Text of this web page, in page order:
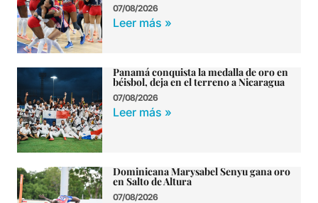
07/08/2026
Leer más »
Panamá conquista la medalla de oro en
béisbol, deja en el terreno a Nicaragua
07/08/2026
Leer más »
Dominicana Marysabel Senyu gana oro
en Salto de Altura
07/08/2026